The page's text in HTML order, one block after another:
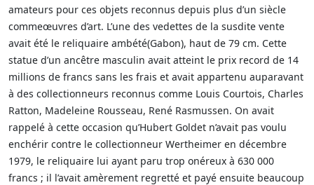
amateurs pour ces objets reconnus depuis plus d’un siècle
commeœuvres d’art. L’une des vedettes de la susdite vente
avait été le reliquaire ambété(Gabon), haut de 79 cm. Cette
statue d’un ancêtre masculin avait atteint le prix record de 14
millions de francs sans les frais et avait appartenu auparavant
à des collectionneurs reconnus comme Louis Courtois, Charles
Ratton, Madeleine Rousseau, René Rasmussen. On avait
rappelé à cette occasion qu’Hubert Goldet n’avait pas voulu
enchérir contre le collectionneur Wertheimer en décembre
1979, le reliquaire lui ayant paru trop onéreux à 630 000
francs ; il l’avait amèrement regretté et payé ensuite beaucoup